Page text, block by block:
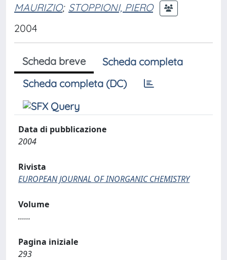
MAURIZIO; STOPPIONI, PIERO
2004
Scheda breve
Scheda completa
Scheda completa (DC)
Data di pubblicazione
2004
Rivista
EUROPEAN JOURNAL OF INORGANIC CHEMISTRY
Volume
......
Pagina iniziale
293